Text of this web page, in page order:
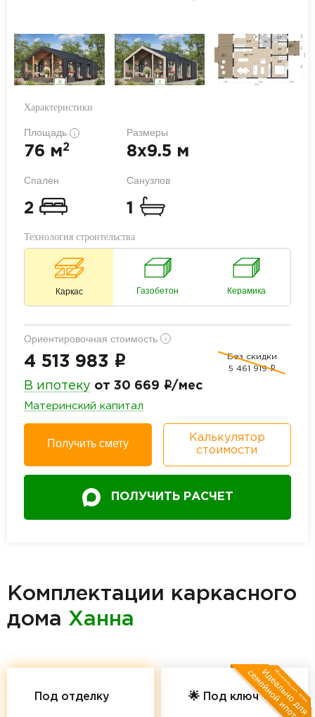
Характеристики
Площадь i
76 м2
Размеры
8x9.5 м
Спален
2
Санузлов
1
Технология строительства
Каркас Газобетон Керамика
Ориентировочная стоимость i
4 513 983 i
Без скидки
5 461 919 i
В ипотеку от 30 669 i/мес
Материнский капитал
Получить смету
Калькулятор
стоимости
ПОЛУЧИТЬ РАСЧЕТ
Комплектации каркасного
дома Ханна
Под отделку 🌟 Под ключ 🌟